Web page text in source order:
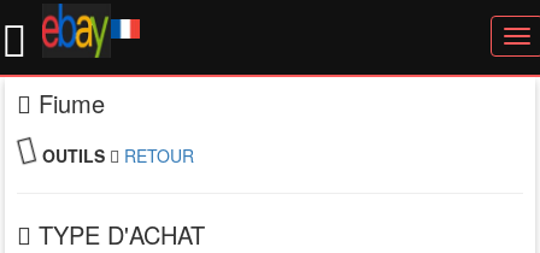
Fiume
OUTILS RETOUR
TYPE D'ACHAT